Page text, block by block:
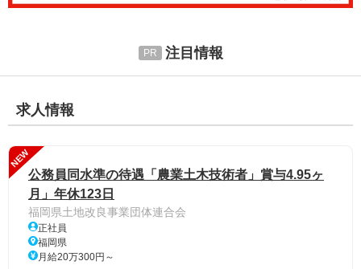
注目情報
求人情報
NEW
公務員同水準の待遇「農業土木技術者」賞与4.95ヶ
月」年休123日
福岡県土地改良事業団体連合会
正社員
福岡県
月給20万300円～